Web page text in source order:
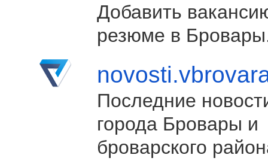
Добавить
резюме в
Последние
города Бровары и
броварского